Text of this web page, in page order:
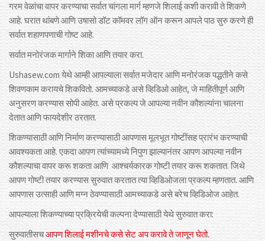
गरम वेळांचा वापर करण्याचा सर्वात चांगला मार्ग म्हणजे शिलाई कशी करावी ते शिकणे
आहे. घरात थांबणे आणि उषासो डॉट कॉमवर लॉग ऑन करून आपले पाठ सुरु करणे ही
सर्वात शहाणपणाची गोष्ट आहे.
सर्वात मनोरंजक मार्गाने शिका आणि तयार करा.
Ushasew.com येथे आम्ही आपल्याला सर्वात मजेदार आणि मनोरंजक पद्धतीने कसे
शिवणकाम करायचे शिकवितो. आमच्याकडे असे व्हिडिओ आहेत, जे माहितीपूर्ण आणि
अनुसरण करण्यास सोपी आहेत. असे प्रकल्प जे आपल्या नवीन कौशल्यांना चालना
देतात आणि फायदेशीर ठरतात.
शिकण्यासाठी आणि निर्माण करण्यासाठी आपणास मूलभूत गोष्टींसह प्रारंभ करण्याची
आवश्यकता आहे. एकदा आपण त्यांच्यामध्ये निपुण झाल्यानंतर आपण आपल्या नवीन
कौशल्याचा वापर करू शकता आणि आश्चर्यकारक गोष्टी तयार करू शकतात. जिथे
आपण गोष्टी तयार करण्यास सुरुवात करतात त्या व्हिडिओजला प्रकल्प म्हणतात. आणि
आपणास उत्साही आणि मग्न ठेवण्यासाठी आमच्याकडे असे बरेच व्हिडिओज आहेत.
आपल्यालाशिकण्याच्याप्रक्रियेचीकल्पनादेण्यासाठीयेथेसुरुवातकरा:
सुरुवातीसचआपणशिलाईमशीनचेकसेसेटअपकरावेतेजाणूनघेतो.